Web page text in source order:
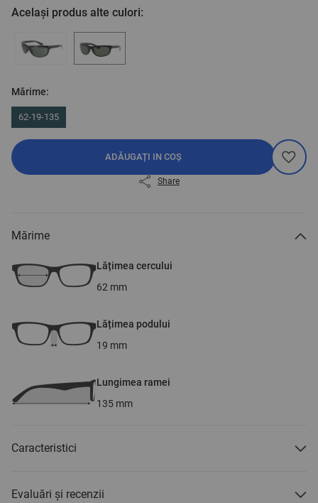
Același produs alte culori:
Mărime:
62-19-135
ADĂUGAȚI IN COȘ
Share
Mărime
Lățimea cercului
62 mm
Lățimea podului
19 mm
Lungimea ramei
135 mm
Caracteristici
Evaluări și recenzii